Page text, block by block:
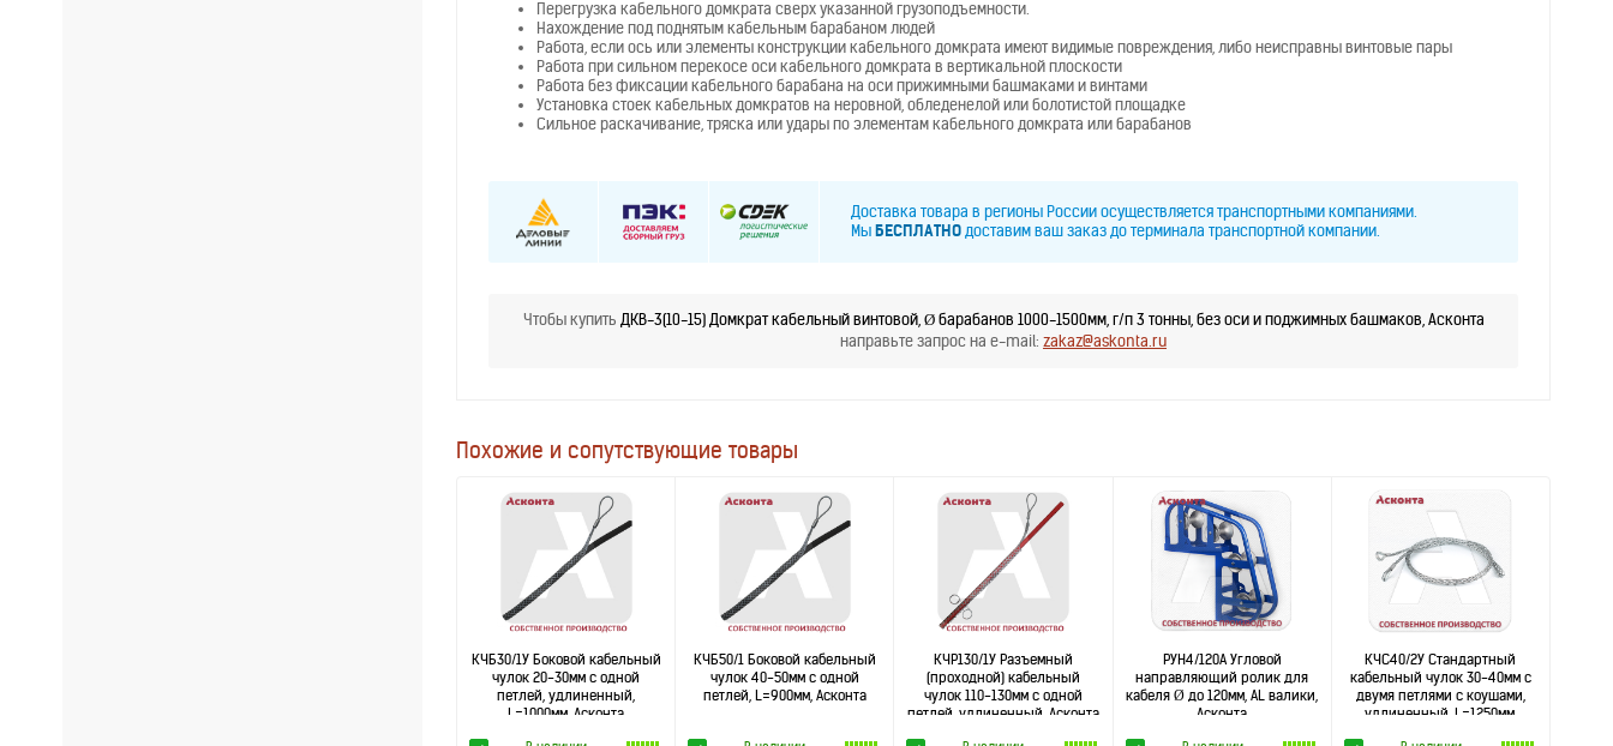
Перегрузка кабельного домкрата сверх указанной грузоподъемности.
Нахождение под поднятым кабельным барабаном людей
Работа, если ось или элементы конструкции кабельного домкрата имеют видимые повреждения, либо неисправны винтовые пары
Работа при сильном перекосе оси кабельного домкрата в вертикальной плоскости
Работа без фиксации кабельного барабана на оси прижимными башмаками и винтами
Установка стоек кабельных домкратов на неровной, обледенелой или болотистой площадке
Сильное раскачивание, тряска или удары по элементам кабельного домкрата или барабанов
Доставка товара в регионы России осуществляется транспортными компаниями.
МыБЕСПЛАТНОдоставим ваш заказ до терминала транспортной компании.
Чтобы купить ДКВ-3(10-15) Домкрат кабельный винтовой, Ø барабанов 1000-1500мм, г/п 3 тонны, без оси и поджимных башмаков, Асконта
направьте запрос на e-mail: zakaz@askonta.ru
Похожие и сопутствующие товары
КЧБ30/1У Боковой кабельный
чулок 20-30мм с одной
петлей, удлиненный,
L=1000мм, Асконта
КЧБ50/1 Боковой кабельный
чулок 40-50мм с одной
петлей, L=900мм, Асконта
КЧР130/1У Разъемный
(проходной) кабельный
чулок 110-130мм с одной
петлей, удлиненный, Асконта
РУН4/120А Угловой
направляющий ролик для
кабеля Ø до 120мм, AL валики,
Асконта
КЧС40/2У Стандартный
кабельный чулок 30-40мм с
двумя петлями с коушами,
удлиненный, L=1250мм,